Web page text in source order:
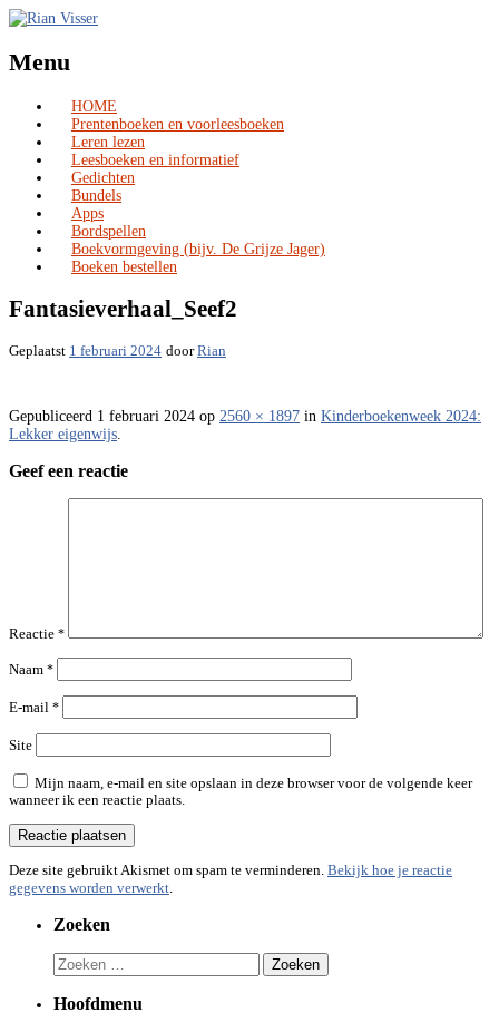
Menu
Skip
to
content
HOME
Prentenboeken en voorleesboeken
Leren lezen
Leesboeken en informatief
Gedichten
Bundels
Apps
Bordspellen
Boekvormgeving (bijv. De Grijze Jager)
Boeken bestellen
Fantasieverhaal_Seef2
Geplaatst 1 februari 2024 doorRian
Gepubliceerd 1 februari 2024 op 2560 × 1897 in Kinderboekenweek 2024:
Lekker eigenwijs
Geef een reactie
Reactie *
Naam *
E-mail *
Site
Mijn naam, e-mail en site opslaan in deze browser voor de volgende keer
wanneer ik een reactie plaats.
Deze site gebruikt Akismet om spam te verminderen. Bekijk hoe je reactie
gegevens worden verwerkt.
Zoeken
Zoeken
naar:
Hoofdmenu